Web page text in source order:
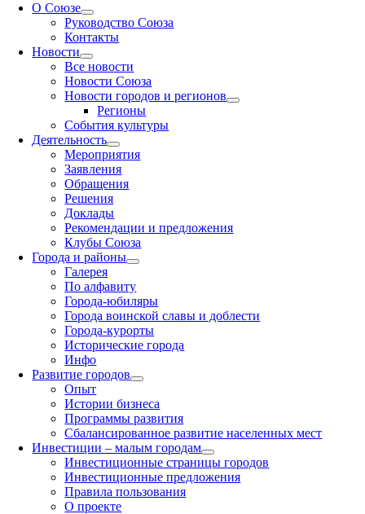
О Союзе
Руководство Союза
Контакты
Новости
Все новости
Новости Союза
Новости городов и регионов
Регионы
События культуры
Деятельность
Мероприятия
Заявления
Обращения
Решения
Доклады
Рекомендации и предложения
Клубы Союза
Города и районы
Галерея
По алфавиту
Города-юбиляры
Города воинской славы и доблести
Города-курорты
Исторические города
Инфо
Развитие городов
Опыт
Истории бизнеса
Программы развития
Сбалансированное развитие населенных мест
Инвестиции – малым городам
Инвестиционные страницы городов
Инвестиционные предложения
Правила пользования
О проекте